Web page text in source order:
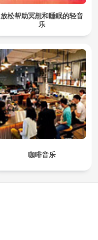
放松帮助冥想和睡眠的轻音
乐
咖啡音乐